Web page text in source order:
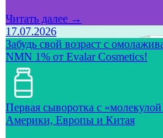
Читать далее →
17.07.2026
Забудь свой возраст с
NMN 1% от Evalar Cosmetics!
Первая сыворотка с
Америки, Европы и Китая